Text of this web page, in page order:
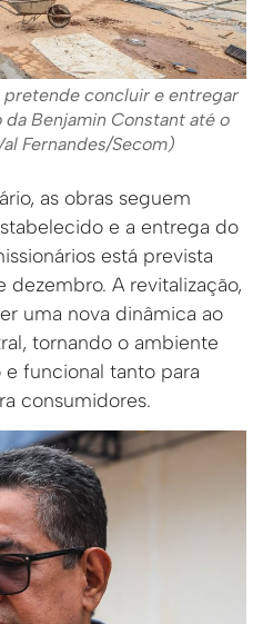
pretende concluir e entregar
da Benjamin Constant até o
Fernandes/Secom)
as obras seguem
e a entrega do
está prevista
dezembro. A revitalização,
uma nova dinâmica ao
tornando o ambiente
e funcional tanto para
consumidores.